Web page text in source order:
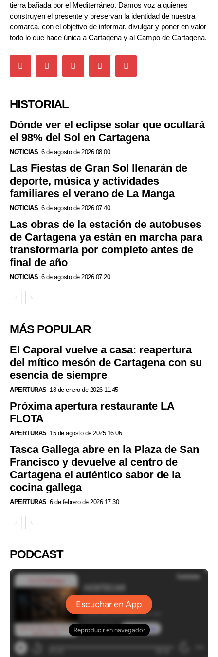
tierra bañada por el Mediterráneo. Damos voz a quienes
construyen el presente y preservan la identidad de nuestra
comarca, con el objetivo de informar, divulgar y poner en valor
todo lo que hace única a Cartagena y al Campo de Cartagena.
HISTORIAL
Dónde ver el eclipse solar que ocultará
el 98% del Sol en Cartagena
NOTICIAS 6 de agosto de 2026 08:00
Las Fiestas de Gran Sol llenarán de
deporte, música y actividades
familiares el verano de La Manga
NOTICIAS 6 de agosto de 2026 07:40
Las obras de la estación de autobuses
de Cartagena ya están en marcha para
transformarla por completo antes de
final de año
NOTICIAS 6 de agosto de 2026 07:20
MÁS POPULAR
El Caporal vuelve a casa: reapertura
del mítico mesón de Cartagena con su
esencia de siempre
APERTURAS 18 de enero de 2026 11:45
Próxima apertura restaurante LA
FLOTA
APERTURAS 15 de agosto de 2025 16:06
Tasca Gallega abre en la Plaza de San
Francisco y devuelve al centro de
Cartagena el auténtico sabor de la
cocina gallega
APERTURAS 6 de febrero de 2026 17:30
PODCAST